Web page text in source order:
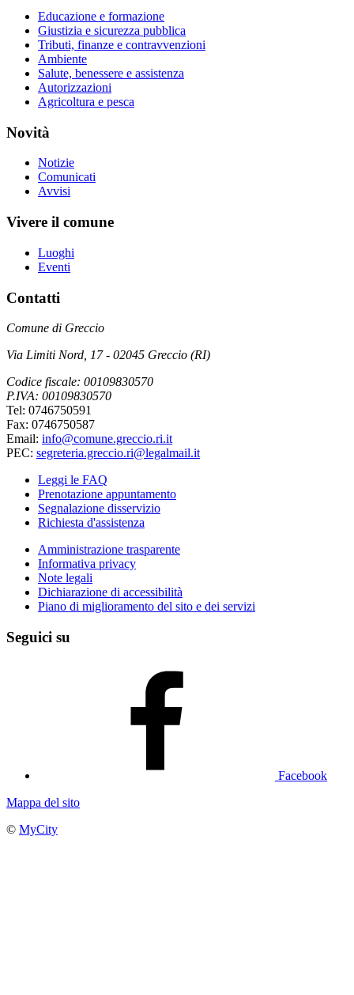
Educazione e formazione
Giustizia e sicurezza pubblica
Tributi, finanze e contravvenzioni
Ambiente
Salute, benessere e assistenza
Autorizzazioni
Agricoltura e pesca
Novità
Notizie
Comunicati
Avvisi
Vivere il comune
Luoghi
Eventi
Contatti
Comune di Greccio
Via Limiti Nord, 17 - 02045 Greccio (RI)
Codice fiscale: 00109830570
P.IVA: 00109830570
Tel: 0746750591
Fax: 0746750587
Email: info@comune.greccio.ri.it
PEC: segreteria.greccio.ri@legalmail.it
Leggi le FAQ
Prenotazione appuntamento
Segnalazione disservizio
Richiesta d'assistenza
Amministrazione trasparente
Informativa privacy
Note legali
Dichiarazione di accessibilità
Piano di miglioramento del sito e dei servizi
Seguici su
Facebook
Mappa del sito
© MyCity